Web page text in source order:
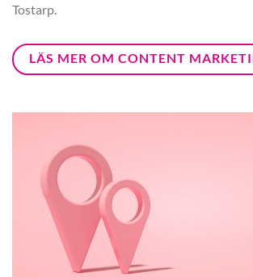
Tostarp.
LÄS MER OM CONTENT